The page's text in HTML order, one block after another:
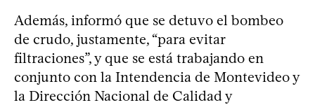
Además, informó que se detuvo el bombeo
de crudo, justamente, “para evitar
filtraciones”, y que se está trabajando en
conjunto con la Intendencia de Montevideo y
la Dirección Nacional de Calidad y